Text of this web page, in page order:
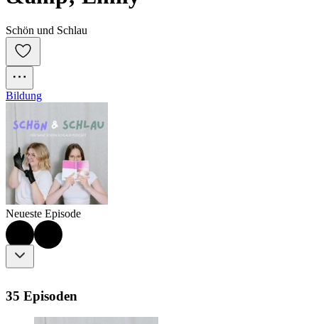
Schön und Schlau
Bildung
Neueste Episode
35 Episoden